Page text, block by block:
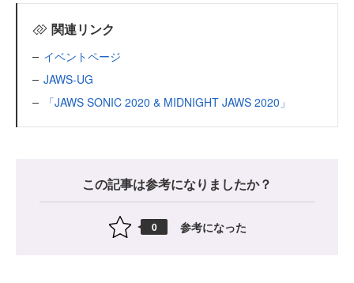
関連リンク
イベントページ
JAWS-UG
「JAWS SONIC 2020 & MIDNIGHT JAWS 2020」
この記事は参考になりましたか？
0 参考になった